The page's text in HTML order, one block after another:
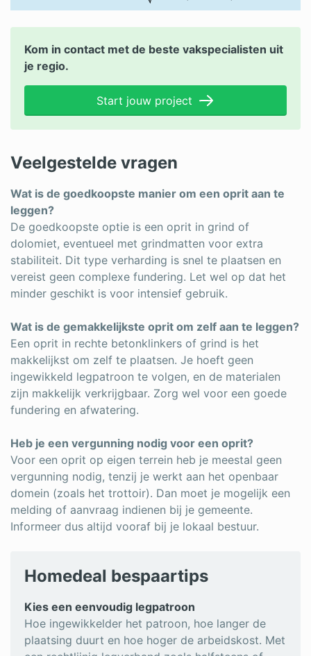
Kom in contact met de beste vakspecialisten uit
je regio.
Start jouw project
Veelgestelde vragen
Wat is de goedkoopste manier om een oprit aan te
leggen?
De goedkoopste optie is een oprit in grind of
dolomiet, eventueel met grindmatten voor extra
stabiliteit. Dit type verharding is snel te plaatsen en
vereist geen complexe fundering. Let wel op dat het
minder geschikt is voor intensief gebruik.
Wat is de gemakkelijkste oprit om zelf aan te leggen?
Een oprit in rechte betonklinkers of grind is het
makkelijkst om zelf te plaatsen. Je hoeft geen
ingewikkeld legpatroon te volgen, en de materialen
zijn makkelijk verkrijgbaar. Zorg wel voor een goede
fundering en afwatering.
Heb je een vergunning nodig voor een oprit?
Voor een oprit op eigen terrein heb je meestal geen
vergunning nodig, tenzij je werkt aan het openbaar
domein (zoals het trottoir). Dan moet je mogelijk een
melding of aanvraag indienen bij je gemeente.
Informeer dus altijd vooraf bij je lokaal bestuur.
Homedeal bespaartips
Kies een eenvoudig legpatroon
Hoe ingewikkelder het patroon, hoe langer de
plaatsing duurt en hoe hoger de arbeidskost. Met